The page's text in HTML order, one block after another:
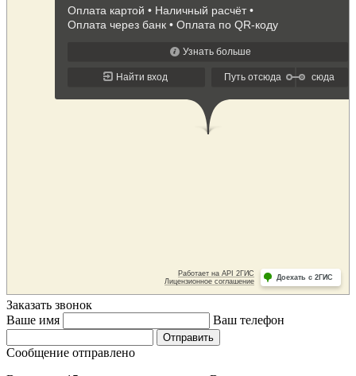
Заказать звонок
Ваше имя
Ваш телефон
Сообщение отправлено